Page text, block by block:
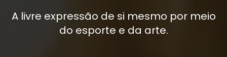
A livre expressão de si mesmo por meio
do esporte e da arte.